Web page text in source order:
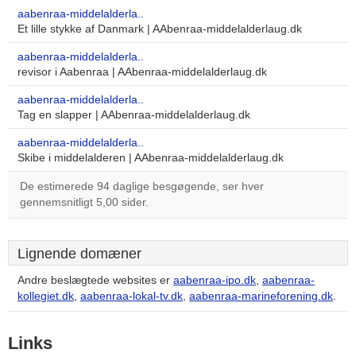
aabenraa-middelalderla..
Et lille stykke af Danmark | AAbenraa-middelalderlaug.dk
aabenraa-middelalderla..
revisor i Aabenraa | AAbenraa-middelalderlaug.dk
aabenraa-middelalderla..
Tag en slapper | AAbenraa-middelalderlaug.dk
aabenraa-middelalderla..
Skibe i middelalderen | AAbenraa-middelalderlaug.dk
De estimerede 94 daglige besgøgende, ser hver
gennemsnitligt 5,00 sider.
Lignende domæner
Andre beslægtede websites er aabenraa-ipo.dk, aabenraa-
kollegiet.dk, aabenraa-lokal-tv.dk, aabenraa-marineforening.dk.
Links